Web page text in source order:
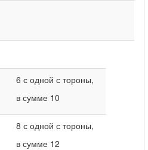
6 с одной с тороны,
в сумме 10
8 с одной с тороны,
в сумме 12